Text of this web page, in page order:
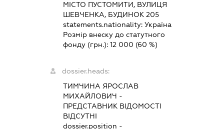
МІСТО ПУСТОМИТИ, ВУЛИЦЯ
ШЕВЧЕНКА, БУДИНОК 205
statements.nationality:Україна
Розмір внеску до статутного
фонду (грн.):12 000 (60 %)
dossier.heads:
ТИМЧИНА ЯРОСЛАВ
МИХАЙЛОВИЧ -
ПРЕДСТАВНИК ВІДОМОСТІ
ВІДСУТНІ
dossier.position -